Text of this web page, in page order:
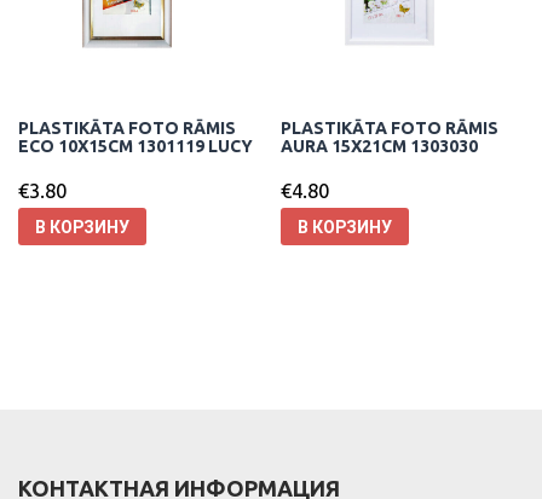
PLASTIKĀTA FOTO RĀMIS
ECO 10X15CM 1301119 LUCY
€3.80
В КОРЗИНУ
PLASTIKĀTA FOTO RĀMIS
AURA 15X21CM 1303030
€4.80
В КОРЗИНУ
КОНТАКТНАЯ ИНФОРМАЦИЯ